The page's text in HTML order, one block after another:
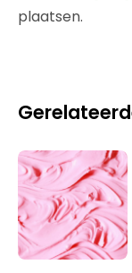
plaatsen.